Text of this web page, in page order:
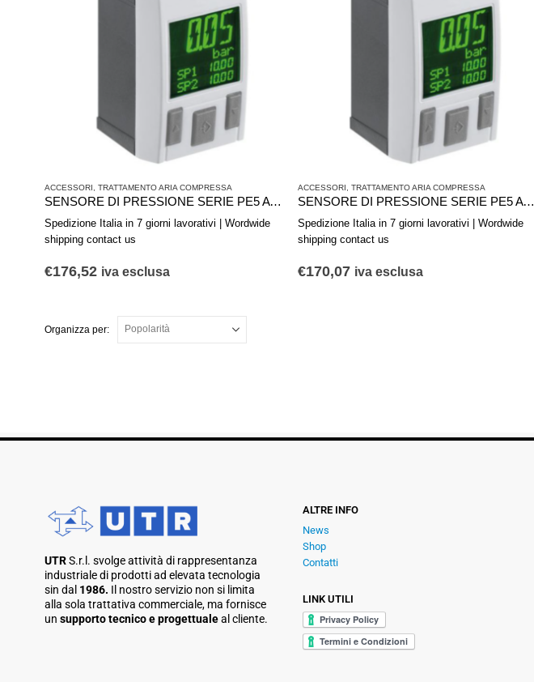
Organizza per:
ACCESSORI TRATTAMENTO ARIA COMPRESSA
SENSORE DI PRESSIONE SERIE PE5 AVENTICS R412010775
Spedizione Italia in 7 giorni lavorativi | Wordwide
shipping contact us
€176,52 iva esclusa
ACCESSORI TRATTAMENTO ARIA COMPRESSA
SENSORE DI PRESSIONE SERIE PE5 AVENTICS R412010773
Spedizione Italia in 7 giorni lavorativi | Wordwide
shipping contact us
€170,07 iva esclusa
UTRS.r.l. svolge attività di rappresentanza
industriale di prodotti ad elevata tecnologia
sin dal 1986. Il nostro servizio non si limita
alla sola trattativa commerciale, ma fornisce
un supporto tecnico e progettualeal cliente.
ALTRE INFO
News
Shop
Contatti
LINK UTILI